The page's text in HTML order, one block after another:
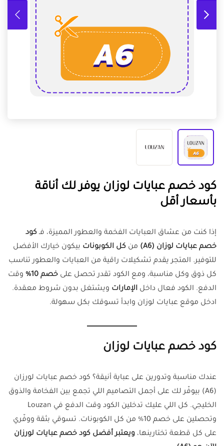
كود خصم عبايات لوزان يوفر لك أناقة
بأسعار أقل
إذا كنت من عشاق العبايات الفخمة والعطور المميزة، فـكود
خصم عبايات لوزان (A6)
من كل الكوبونات بيكون خيارك الأفضل
للتوفير. المتجر يقدم تشكيلات راقية من العبايات والعطور تناسب
كل ذوق وكل مناسبة، ومع الكود تقدر تحصل على خصم 10%
وقت
الدفع. الكود فعال داخل الإمارات ويشتغل بدون شروط معقدة.
ادخل موقع عبايات لوزان وابدأ تسوقك بكل سهولة.
كود خصم عبايات لوزان
عندك مناسبة وتدورين على عباية أنيقة؟ كود خصم عبايات لورزان
(A6) بيوفّر لك على أجمل التصاميم اللي تجمع بين الفخامة والذوق
الخليجي. كل اللي عليك تدخلين الكود وقت الدفع في Louzan
وتحصلين على خصم 10% من كل الكوبونات. تسوقي بثقة ووفّري
على كل قطعة تختارينها، ويعتبر أفضل كود خصم عبايات لورزان